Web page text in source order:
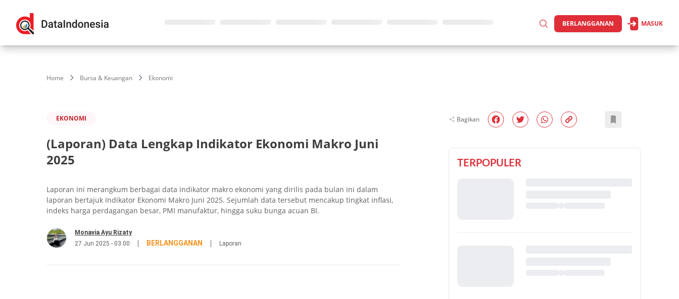
BERLANGGANAN MASUK
Home Bursa & Keuangan Ekonomi
EKONOMI
(Laporan) Data Lengkap Indikator Ekonomi Makro Juni
2025
Laporan ini merangkum berbagai data indikator makro ekonomi yang dirilis pada bulan ini dalam
laporan bertajuk Indikator Ekonomi Makro Juni 2025. Sejumlah data tersebut mencakup tingkat inflasi,
indeks harga perdagangan besar, PMI manufaktur, hingga suku bunga acuan BI.
Monavia Ayu Rizaty
27 Jun 2025 - 03.00
BERLANGGANAN Laporan
Bagikan
TERPOPULER